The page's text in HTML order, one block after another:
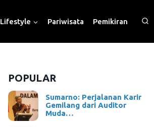
Lifestyle Pariwisata Pemikiran
POPULAR
Sumarno: Perjalanan Karir
Gemilang dari Auditor
Muda…